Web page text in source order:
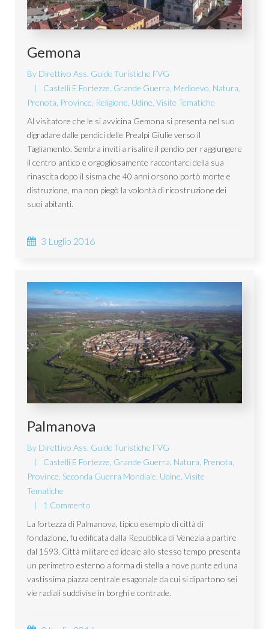
Gemona
By Direttivo Ass. Guide Turistiche FVG
Castelli E Fortezze Grande Guerra Medioevo Natura
Prenota Province Religione Udine Visite Tematiche
Al visitatore che le si avvicina Gemona si presenta nel suo
digradare dalle pendici delle Prealpi Giulie verso il
Tagliamento. Sembra inviti a risalire il pendio per raggiungere
il centro antico e orgogliosamente raccontarci della sua
rinascita dopo il sisma che 40 anni orsono portò morte e
distruzione, ma non piegò la volontà di ricostruzione dei
suoi abitanti.
3 Luglio 2016
Palmanova
By Direttivo Ass. Guide Turistiche FVG
Castelli E Fortezze Grande Guerra Natura Prenota
Province Seconda Guerra Mondiale Udine Visite
Tematiche
1 Commento
La fortezza di Palmanova, tipico esempio di città di
fondazione, fu edificata dalla Repubblica di Venezia a partire
dal 1593. Città militare ed ideale allo stesso tempo presenta
un perimetro esterno a forma di stella a nove punte ed una
vastissima piazza centrale esagonale da cui si dipartono sei
vie radiali suddivise in borghi e contrade.